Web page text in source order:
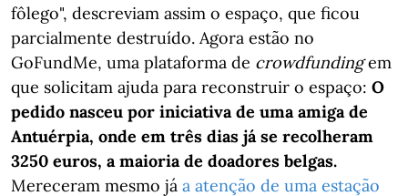
fôlego", descreviam assim o espaço, que ficou
parcialmente destruído. Agora estão no
GoFundMe, uma plataforma de crowdfundingem
que solicitam ajuda para reconstruir o espaço: O
pedido nasceu por iniciativa de uma amiga de
Antuérpia, onde em três dias já se recolheram
3250 euros, a maioria de doadores belgas.
Mereceram mesmo já a atenção de uma estação